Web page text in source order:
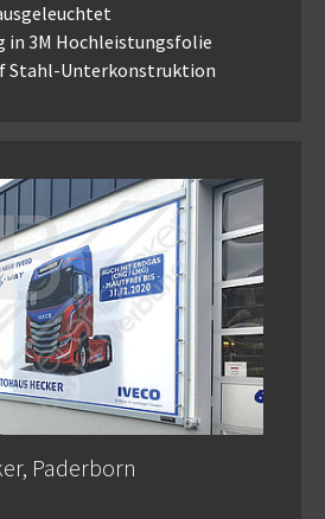
in 3M Hochleistungsfolie
Stahl-Unterkonstruktion
Paderborn